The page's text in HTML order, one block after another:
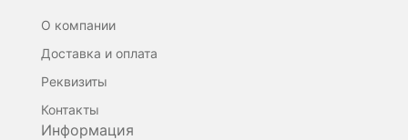
О компании
Доставка и оплата
Реквизиты
Контакты
Информация